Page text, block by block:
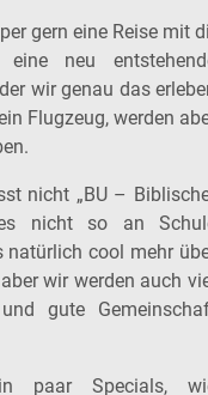
gern eine Reise mit
neu
wir genau das
Flugzeug, werden
nicht „BU –
nicht so an
natürlich cool mehr
wir werden auch
gute
paar Specials,